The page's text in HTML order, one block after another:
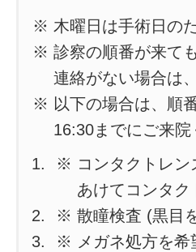
※ 木曜日は手術日の
※ 診察の順番が来て
連絡がない場合は
※ 以下の場合は、順
16:30までにご来院
※ コンタクトレン
あけてコンタ
※ 散瞳検査 (黒目
※ メガネ処方を希